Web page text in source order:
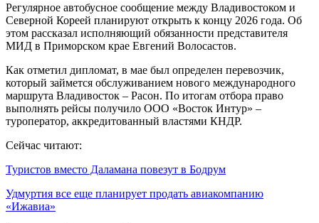
Регулярное автобусное сообщение между Владивостоком и
Северной Кореей планируют открыть к концу 2026 года. Об
этом рассказал исполняющий обязанности представителя
МИД в Приморском крае Евгений Волосастов.
Как отметил дипломат, в мае был определен перевозчик,
который займется обслуживанием нового международного
маршрута Владивосток – Расон. По итогам отбора право
выполнять рейсы получило ООО «Восток Интур» –
туроператор, аккредитованный властями КНДР.
Сейчас читают:
Туристов вместо Даламана повезут в Бодрум
Удмуртия все еще планирует продать авиакомпанию
«Ижавиа»